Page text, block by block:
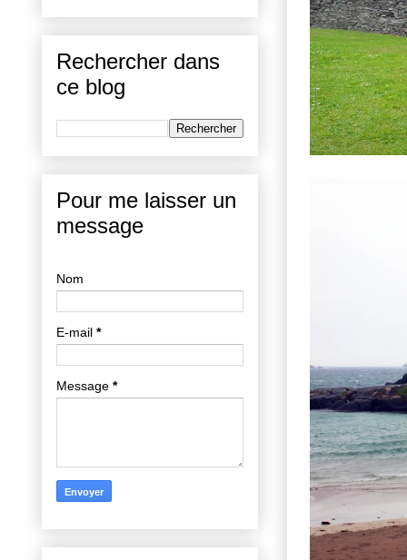
Rechercher dans
ce blog
Pour me laisser un
message
Nom
E-mail *
Message *